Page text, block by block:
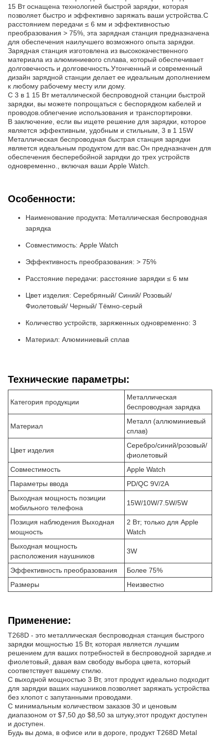
15 Вт оснащена технологией быстрой зарядки, которая
позволяет быстро и эффективно заряжать ваши устройства.С
расстоянием передачи ≤ 6 мм и эффективностью
преобразования > 75%, эта зарядная станция предназначена
для обеспечения наилучшего возможного опыта зарядки.
Зарядная станция изготовлена из высококачественного
материала из алюминиевого сплава, который обеспечивает
долговечность и долговечность.Утонченный и современный
дизайн зарядной станции делает ее идеальным дополнением
к любому рабочему месту или дому.
С 3 в 1 15 Вт металлической беспроводной станции быстрой
зарядки, вы можете попрощаться с беспорядком кабелей и
проводов.облегчение использования и транспортировки.
В заключение, если вы ищете решение для зарядки, которое
является эффективным, удобным и стильным, 3 в 1 15W
Металлическая беспроводная быстрая станция зарядки
является идеальным продуктом для вас.Он предназначен для
обеспечения бесперебойной зарядки до трех устройств
одновременно., включая ваши Apple Watch.
Особенности:
Наименование продукта: Металлическая беспроводная
зарядка
Совместимость: Apple Watch
Эффективность преобразования: > 75%
Расстояние передачи: расстояние зарядки ≤ 6 мм
Цвет изделия: Серебряный/ Синий/ Розовый/
Фиолетовый/ Черный/ Тёмно-серый
Количество устройств, заряженных одновременно: 3
Материал: Алюминиевый сплав
Технические параметры:
Категория продукции
Металлическая
беспроводная зарядка
Материал
Металл (аллюминиевый
сплав)
Цвет изделия
Серебро/синий/розовый/
фиолетовый
Совместимость
Apple Watch
Параметры ввода
PD/QC 9V/2A
Выходная мощность позиции
мобильного телефона
15W/10W/7.5W/5W
Позиция наблюдения Выходная
мощность
2 Вт; только для Apple
Watch
Выходная мощность
расположения наушников
3W
Эффективность преобразования
Более 75%
Размеры
Неизвестно
Применение:
T268D - это металлическая беспроводная станция быстрого
зарядки мощностью 15 Вт, которая является лучшим
решением для ваших потребностей в беспроводной зарядке.и
фиолетовый, давая вам свободу выбора цвета, который
соответствует вашему стилю.
С выходной мощностью 3 Вт, этот продукт идеально подходит
для зарядки ваших наушников.позволяет заряжать устройства
без хлопот с запутанными проводами.
С минимальным количеством заказов 30 и ценовым
диапазоном от $7,50 до $8,50 за штуку,этот продукт доступен
и доступен.
Будь вы дома, в офисе или в дороге, продукт T268D Metal